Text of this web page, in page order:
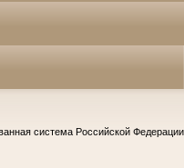
система Российской